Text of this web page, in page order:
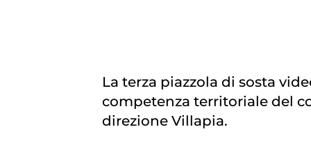
La terza piazzola di sosta
competenza territoriale del
direzione Villapia.